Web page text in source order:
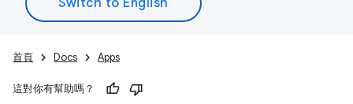
首頁 Docs Apps
這對你有幫助嗎？